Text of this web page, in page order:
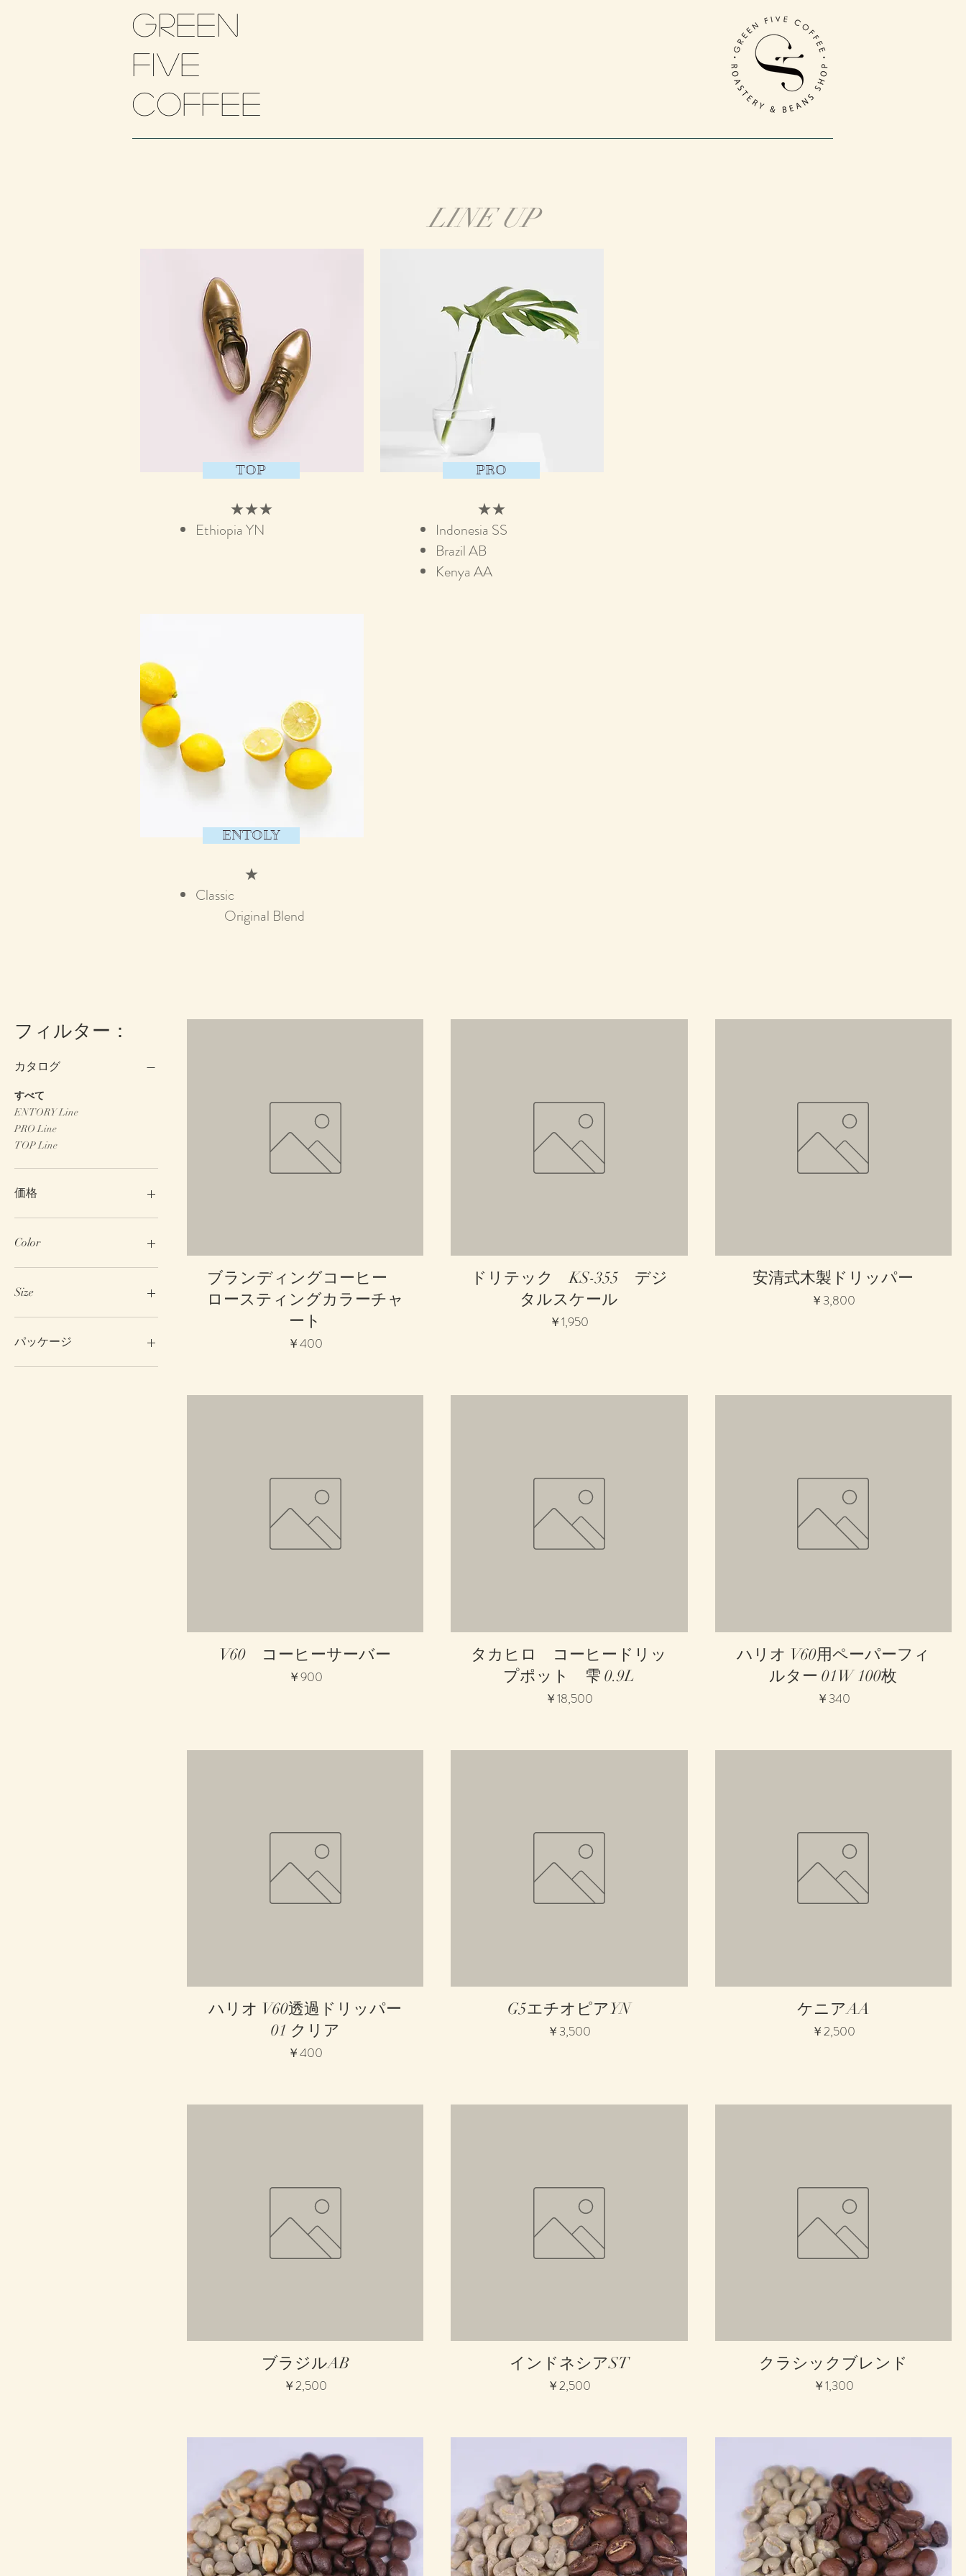
Green
five
​coffee
LINE UP
TOP
★★★
​Ethiopia YN
PRO
★★
Indonesia SS
​Brazil AB
Kenya AA
ENTOLY
★
​Classic
​​ Original Blend
フィルター：
カタログ
すべて
ENTORY Line
PRO Line
TOP Line
価格
￥13
Color
Size
300Gr
パッケージ
ボトル
クイックビュー
ブランディングコーヒー
ロースティングカラーチャ
ート
価格
￥400
クイックビュー
ドリテック KS-355 デジ
タルスケール
価格
￥1,950
クイックビュー
安清式木製ドリッパー
価格
￥3,800
クイックビュー
V60 コーヒーサーバー
価格
￥900
クイックビュー
タカヒロ コーヒードリッ
プポット 雫 0.9L
価格
￥18,500
クイックビュー
ハリオ V60用ペーパーフィ
ルター 01W 100枚
価格
￥340
クイックビュー
ハリオ V60透過ドリッパー
01 クリア
価格
￥400
クイックビュー
G5エチオピアYN
価格
￥3,500
クイックビュー
ケニアAA
価格
￥2,500
クイックビュー
ブラジルAB
価格
￥2,500
クイックビュー
インドネシアST
価格
￥2,500
クイックビュー
クラシックブレンド
価格
￥1,300